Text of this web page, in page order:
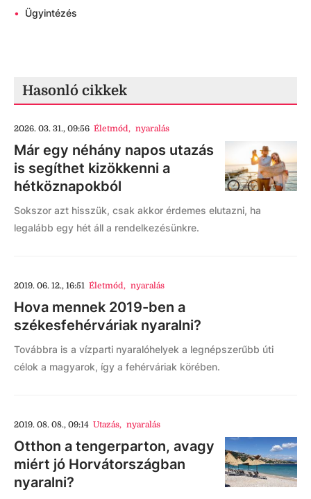
• Ügyintézés
Hasonló cikkek
2026. 03. 31., 09:56 Életmód, nyaralás
Már egy néhány napos utazás
is segíthet kizökkenni a
hétköznapokból
Sokszor azt hisszük, csak akkor érdemes elutazni, ha
legalább egy hét áll a rendelkezésünkre.
2019. 06. 12., 16:51 Életmód, nyaralás
Hova mennek 2019-ben a
székesfehérváriak nyaralni?
Továbbra is a vízparti nyaralóhelyek a legnépszerűbb úti
célok a magyarok, így a fehérváriak körében.
2019. 08. 08., 09:14 Utazás, nyaralás
Otthon a tengerparton, avagy
miért jó Horvátországban
nyaralni?